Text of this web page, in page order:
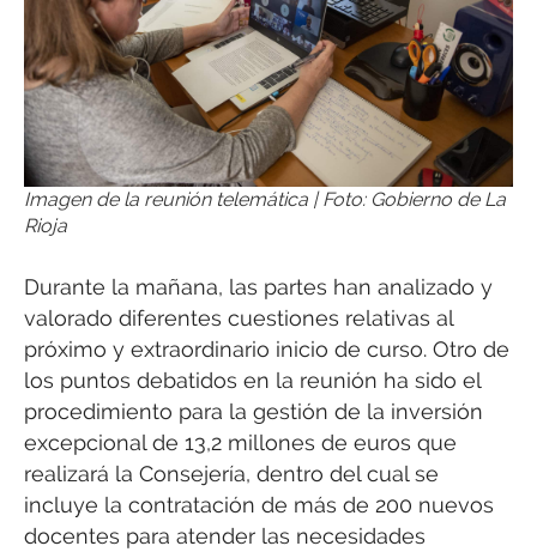
Imagen de la reunión telemática | Foto: Gobierno de La
Rioja
Durante la mañana, las partes han analizado y
valorado diferentes cuestiones relativas al
próximo y extraordinario inicio de curso. Otro de
los puntos debatidos en la reunión ha sido el
procedimiento para la gestión de la inversión
excepcional de 13,2 millones de euros que
realizará la Consejería, dentro del cual se
incluye la contratación de más de 200 nuevos
docentes para atender las necesidades